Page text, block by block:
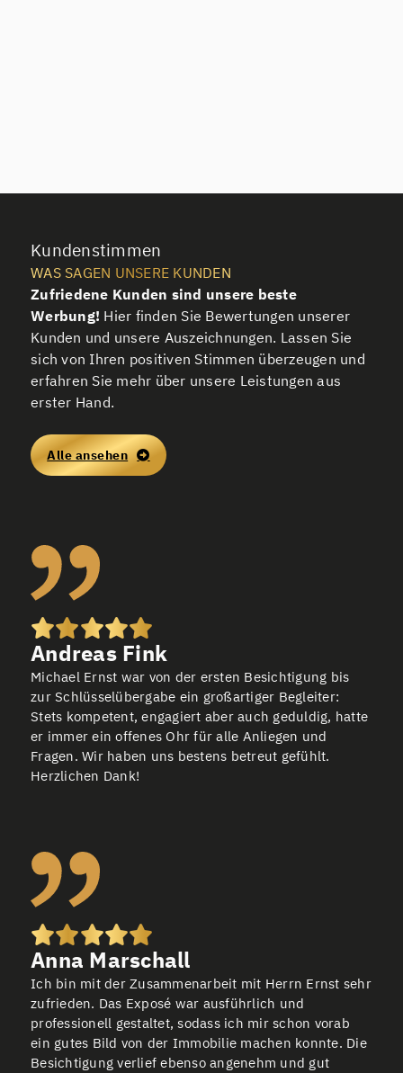
Kundenstimmen
WAS SAGEN UNSERE KUNDEN
Zufriedene Kunden sind unsere beste
Werbung! Hier finden Sie Bewertungen unserer
Kunden und unsere Auszeichnungen. Lassen Sie
sich von Ihren positiven Stimmen überzeugen und
erfahren Sie mehr über unsere Leistungen aus
erster Hand.
Alle ansehen
Andreas Fink
Michael Ernst war von der ersten Besichtigung bis
zur Schlüsselübergabe ein großartiger Begleiter:
Stets kompetent, engagiert aber auch geduldig, hatte
er immer ein offenes Ohr für alle Anliegen und
Fragen. Wir haben uns bestens betreut gefühlt.
Herzlichen Dank!
Anna Marschall
Ich bin mit der Zusammenarbeit mit Herrn Ernst sehr
zufrieden. Das Exposé war ausführlich und
professionell gestaltet, sodass ich mir schon vorab
ein gutes Bild von der Immobilie machen konnte. Die
Besichtigung verlief ebenso angenehm und gut